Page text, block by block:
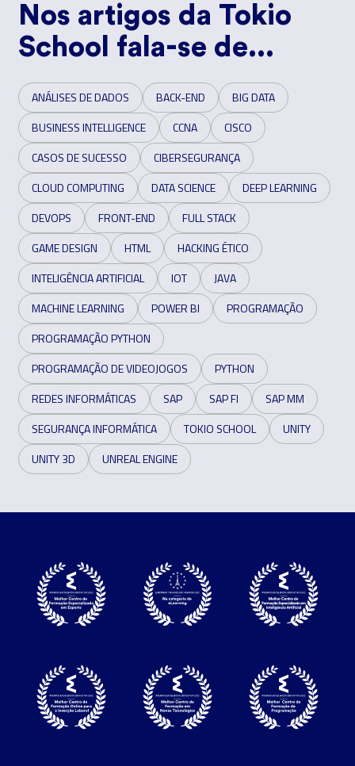
Nos artigos da Tokio
School fala-se de...
ANÁLISES DE DADOS BACK-END
BIG DATA
BUSINESS INTELLIGENCE
CCNA
CISCO
CASOS DE SUCESSO
CIBERSEGURANÇA
CLOUD COMPUTING
DATA SCIENCE
DEEP LEARNING
DEVOPS
FRONT-END
FULL STACK
GAME DESIGN
HTML
HACKING ÉTICO
INTELIGÊNCIA ARTIFICIAL
IOT
JAVA
MACHINE LEARNING
POWER BI
PROGRAMAÇÃO
PROGRAMAÇÃO PYTHON
PROGRAMAÇÃO DE VIDEOJOGOS
PYTHON
REDES INFORMÁTICAS
SAP SAP FI
SAP MM
SEGURANÇA INFORMÁTICA
TOKIO SCHOOL
UNITY
UNITY 3D
UNREAL ENGINE